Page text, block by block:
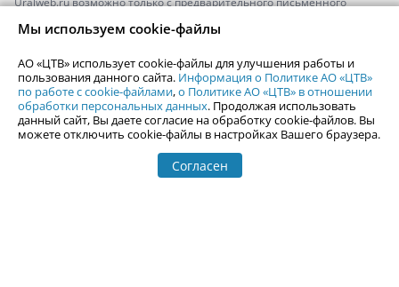
По вопросам размещения рекламы обращайтесь по тел.
По вопросам размещения информации в разделе «Афиша»
afisha@uralweb.ru
Пользовательское соглашение на использование сайта
Политика АО «ЦТВ» в отношении обработки персональных данных
Мы используем cookie-файлы
АО «ЦТВ» использует cookie-файлы для улучшения работы и
пользования данного сайта. Информация о Политике АО «ЦТВ»
по работе с cookie-файлами,о Политике АО «ЦТВ» в отношении
обработки персональных данных. Продолжая использовать
данный сайт, Вы даете согласие на обработку cookie-файлов. Вы
можете отключить cookie-файлы в настройках Вашего браузера.
Согласен